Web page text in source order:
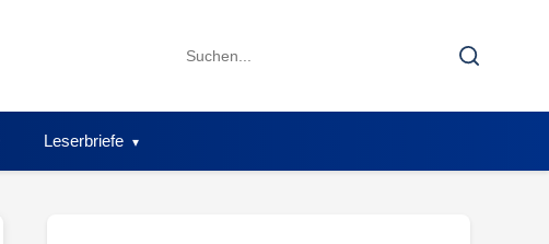
Search
Search
Leserbriefe